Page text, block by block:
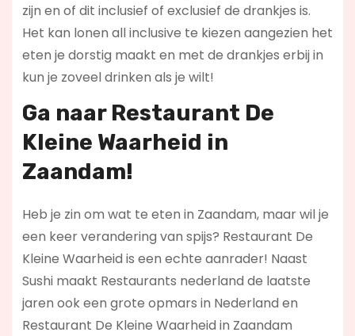
zijn en of dit inclusief of exclusief de drankjes is.
Het kan lonen all inclusive te kiezen aangezien het
eten je dorstig maakt en met de drankjes erbij in
kun je zoveel drinken als je wilt!
Ga naar Restaurant De
Kleine Waarheid in
Zaandam!
Heb je zin om wat te eten in Zaandam, maar wil je
een keer verandering van spijs? Restaurant De
Kleine Waarheid is een echte aanrader! Naast
Sushi maakt Restaurants nederland de laatste
jaren ook een grote opmars in Nederland en
Restaurant De Kleine Waarheid in Zaandam